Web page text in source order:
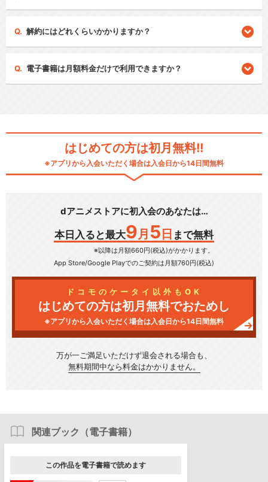
解約にはどれくらいかかりますか？
電子書籍は月額料金だけで利用できますか？
はじめての方は初月無料!!
※アプリから入会いただく場合は入会日から14日間無料
dアニメストアに初入会のあなたは…
本日入ると最大9 月 5 日 まで無料
※以降は月額660円(税込)がかかります。
App Store/Google Playでのご契約は月額760円(税込)
ドコモのケータイ以外もOK
はじめての方は初月無料でおためし
※アプリから入会いただく場合は入会日から14日間無料
万が一ご満足いただけず退会される場合も、
無料期間中なら料金はかかりません。
関連ブック（電子書籍）
この作品を電子書籍で読めます